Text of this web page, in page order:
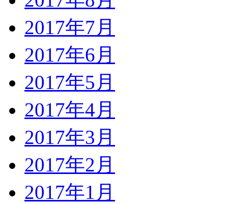
2017年7月
2017年6月
2017年5月
2017年4月
2017年3月
2017年2月
2017年1月